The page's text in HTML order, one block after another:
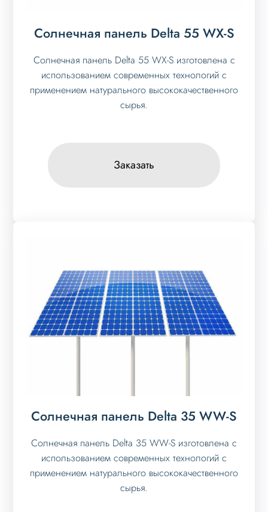
Солнечная панель Delta 55 WX-S
Солнечная панель Delta 55 WX-S изготовлена с
использованием современных технологий с
применением натурального высококачественного
сырья.
Заказать
Солнечная панель Delta 35 WW-S
Солнечная панель Delta 35 WW-S изготовлена с
использованием современных технологий с
применением натурального высококачественного
сырья.